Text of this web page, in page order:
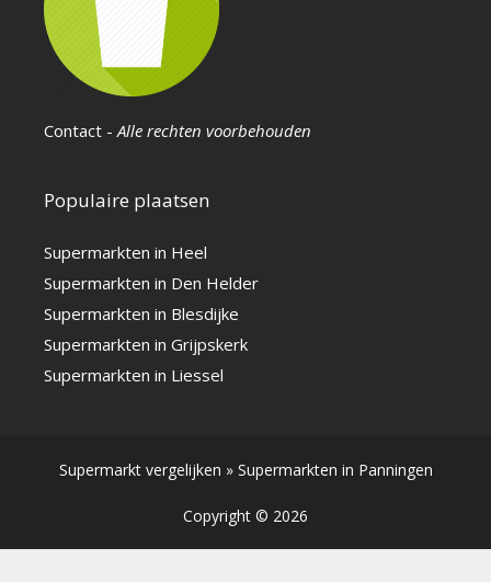
Contact -Alle rechten voorbehouden
Populaire plaatsen
Supermarkten in Heel
Supermarkten in Den Helder
Supermarkten in Blesdijke
Supermarkten in Grijpskerk
Supermarkten in Liessel
Supermarkt vergelijken » Supermarkten in Panningen
Copyright © 2026